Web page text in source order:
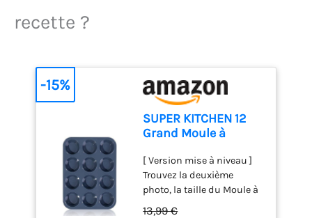
recette ?
SUPER KITCHEN 12
Grand Moule à
Moule Cupcake
Gateau
[ Version mise à niveau ]
Trouvez la deuxième
photo, la taille du Moule à
Muffins est de 33 x 25 x 3
13,99 €
-15%